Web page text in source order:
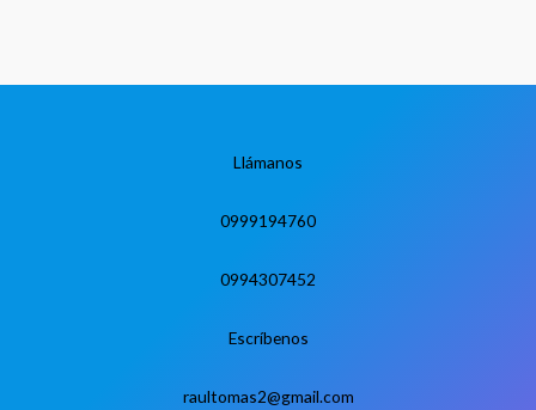
Llámanos
0999194760
0994307452
Escríbenos
raultomas2@gmail.com